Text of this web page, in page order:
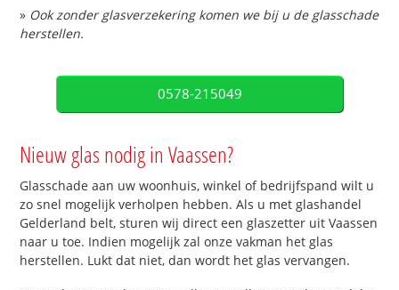
» Ook zonder glasverzekering komen we bij u de glasschade
herstellen.
0578-215049
Nieuw glas nodig in Vaassen?
Glasschade aan uw woonhuis, winkel of bedrijfspand wilt u
zo snel mogelijk verholpen hebben. Als u met glashandel
Gelderland belt, sturen wij direct een glaszetter uit Vaassen
naar u toe. Indien mogelijk zal onze vakman het glas
herstellen. Lukt dat niet, dan wordt het glas vervangen.